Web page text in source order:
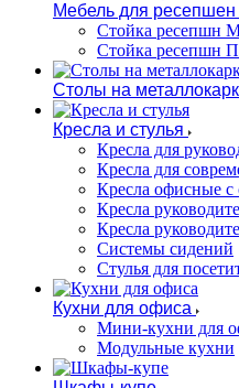
Мебель для ресепшен
Стойка ресепшн
Стойка ресепшн
Столы на
Кресла и стулья
Кресла для
Кресла для
Кресла офисные с
Кресла
Кресла
Системы сидений
Стулья для
Кухни для офиса
Мини-кухни для
Модульные кухни